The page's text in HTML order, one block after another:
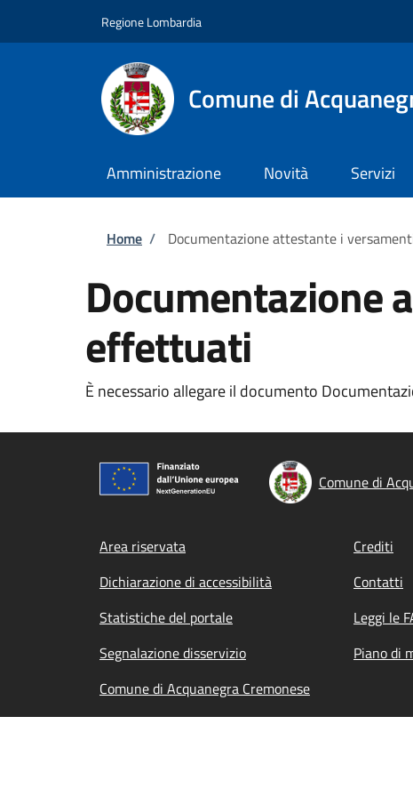
Regione Lombardia
Comune di
Amministrazione Novità Servizi
Briciole di pane
Home / Documentazione attestante i
Documentazione
effettuati
È necessario allegare il documento
Comune di
Footer menu
Area riservata Crediti
Dichiarazione di accessibilità
Contatti
Statistiche del portale
Leggi le
Segnalazione disservizio
Piano di
Comune di Acquanegra Cremonese